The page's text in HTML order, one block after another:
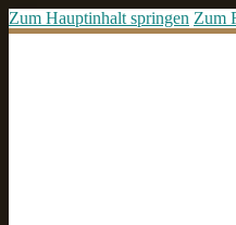
Zum Hauptinhalt springen Zum